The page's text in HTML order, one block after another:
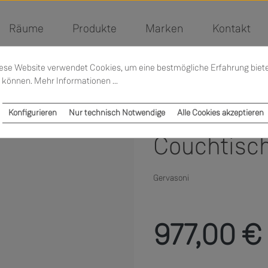
Räume Produkte Marken Kontakt
Gervasoni
977,00 €
Website verwendet Cookies, um eine bestmögliche Erfahrung
können. Mehr Informationen ...
Nur technisch Notwendige
Konfigurieren Alle Cookies akzeptieren